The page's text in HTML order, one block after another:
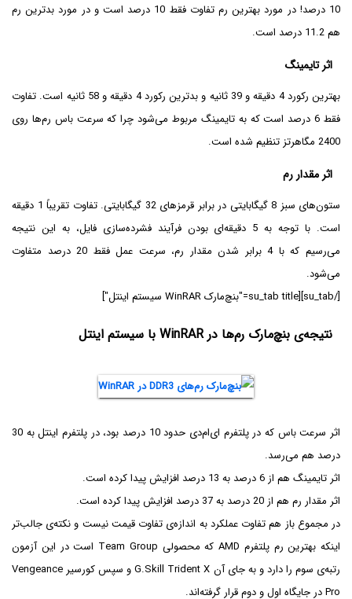
10 درصد! در مورد بهترین رم تفاوت فقط 10 درصد است و در مورد بدترین رم
هم 11.2 درصد است.
اثر تایمینگ
بهترین رکورد 4 دقیقه و 39 ثانیه و بدترین رکورد 4 دقیقه و 58 ثانیه است. تفاوت
فقط 6 درصد است که به تایمینگ مربوط می‌شود چرا که سرعت باس رم‌ها روی
2400 مگاهرتز تنظیم شده است.
اثر مقدار رم
ستون‌های سبز 8 گیگابایتی در برابر قرمزهای 32 گیگابایتی. تفاوت تقریباً 1 دقیقه
است. با توجه به 5 دقیقه‌ای بودن فرآیند فشرده‌سازی فایل، به این نتیجه
می‌رسیم که با 4 برابر شدن مقدار رم، سرعت عمل فقط 20 درصد متفاوت
می‌شود.
[/su_tab][su_tab title="بنچ‌مارک WinRAR سیستم اینتل"]
نتیجه‌ی بنچ‌مارک رم‌ها در WinRAR با سیستم اینتل
اثر سرعت باس که در پلتفرم ای‌ام‌دی حدود 10 درصد بود، در پلتفرم اینتل به 30
درصد هم می‌رسد.
اثر تایمینگ هم از 6 درصد به 13 درصد افزایش پیدا کرده است.
اثر مقدار رم هم از 20 درصد به 37 درصد افزایش پیدا کرده است.
در مجموع باز هم تفاوت عملکرد به اندازه‌ی تفاوت قیمت نیست و نکته‌ی جالب‌تر
اینکه بهترین رم پلتفرم AMD که محصولی Team Group است در این آزمون
رتبه‌ی سوم را دارد و به جای آن G.Skill Trident X و سپس کورسیر Vengeance
Pro در جایگاه اول و دوم قرار گرفته‌اند.